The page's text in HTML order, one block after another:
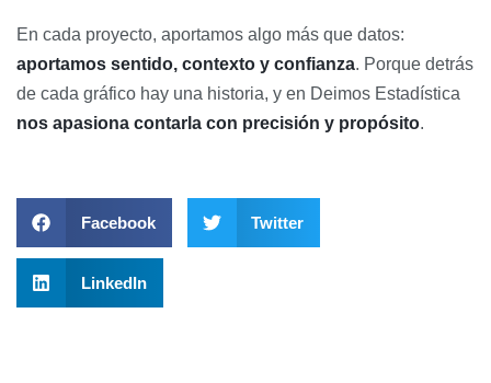
En cada proyecto, aportamos algo más que datos:
aportamos sentido, contexto y confianza. Porque detrás
de cada gráfico hay una historia, y en Deimos Estadística
nos apasiona contarla con precisión y propósito.
Facebook Twitter
LinkedIn